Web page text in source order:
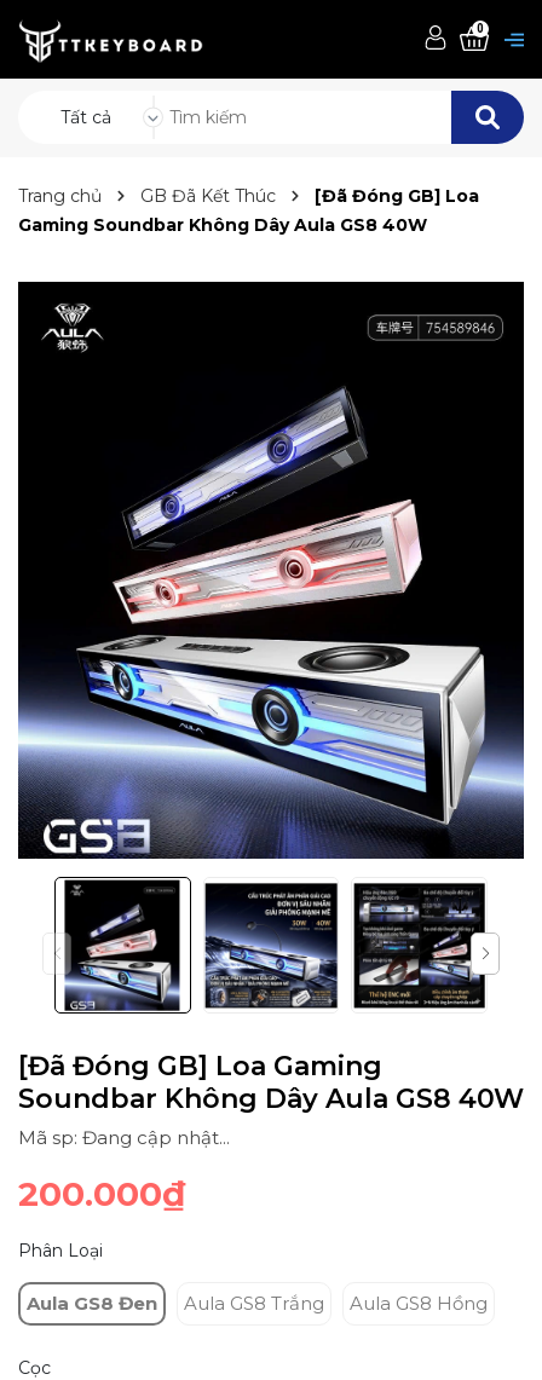
Tất cả
0
Trang chủ GB Đã Kết Thúc
[Đã Đóng GB] Loa
Gaming Soundbar Không Dây Aula GS8 40W
[Đã Đóng GB] Loa Gaming
Soundbar Không Dây Aula GS8 40W
Mã sp: Đang cập nhật...
200.000₫
Phân Loại
Aula GS8 Đen Aula GS8 Trắng Aula GS8 Hồng
Cọc